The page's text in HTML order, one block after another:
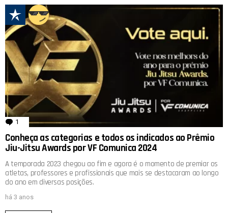
1 comentário
Conheça as categorias e todos os indicados ao Prêmio
Jiu-Jitsu Awards por VF Comunica 2024
A temporada 2023 chegou ao fim e agora é o momento de premiar os
atletas, professores e profissionais que mais se destacaram ao longo
do ano em diversas posições.
há 3 anos